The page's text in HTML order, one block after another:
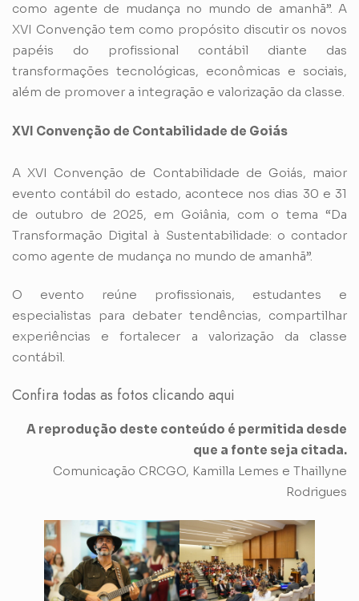
como agente de mudança no mundo de amanhã”. A
XVI Convenção tem como propósito discutir os novos
papéis do profissional contábil diante das
transformações tecnológicas, econômicas e sociais,
além de promover a integração e valorização da classe.
XVI Convenção de Contabilidade de Goiás
A XVI Convenção de Contabilidade de Goiás, maior
evento contábil do estado, acontece nos dias 30 e 31
de outubro de 2025, em Goiânia, com o tema “Da
Transformação Digital à Sustentabilidade: o contador
como agente de mudança no mundo de amanhã”.
O evento reúne profissionais, estudantes e
especialistas para debater tendências, compartilhar
experiências e fortalecer a valorização da classe
contábil.
Confira todas as fotos clicando aqui
A reprodução deste conteúdo é permitida desde
que a fonte seja citada.
Comunicação CRCGO, Kamilla Lemes e Thaillyne
Rodrigues